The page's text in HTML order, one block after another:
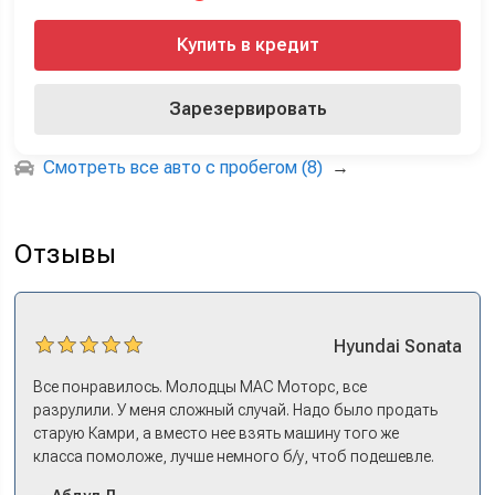
Купить в кредит
Зарезервировать
Смотреть все авто с пробегом (8) →
Отзывы
Hyundai Sonata
Все понравилось. Молодцы МАС Моторс, все
разрулили. У меня сложный случай. Надо было продать
старую Камри, а вместо нее взять машину того же
класса помоложе, лучше немного б/у, чтоб подешевле.